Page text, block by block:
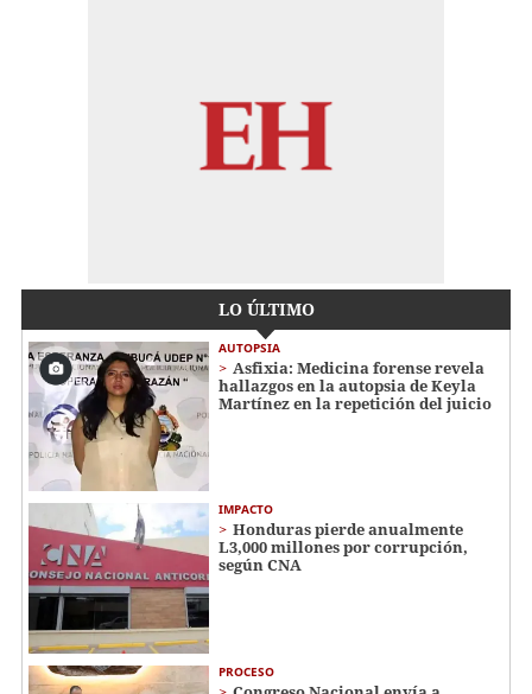
LO ÚLTIMO
AUTOPSIA
Asfixia: Medicina forense revela
hallazgos en la autopsia de Keyla
Martínez en la repetición del juicio
IMPACTO
Honduras pierde anualmente
L3,000 millones por corrupción,
según CNA
PROCESO